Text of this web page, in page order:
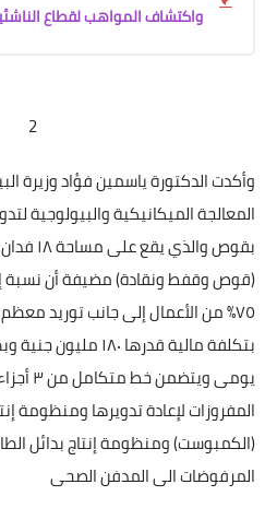
واكتشاف المواهب لقطاع
2
وأكدت الدكتورة ياسمين فؤاد وزيرة
المعالجة الميكانيكية والبيولوجية
بقوص
(قوص وقفط ونقادة) مضيفة أن نسبة
٧٥% من الأعمال إلى جانب توريد
يومى
المفروزات لإعادة تدويرها ومنظومة
(الكمبوست) ومنظومة إنتاج بدائل
المرفوضات الى المدفن الصحى